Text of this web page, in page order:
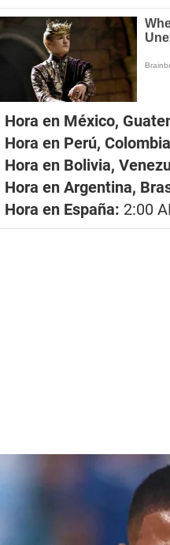
Hora en México,
Hora en Perú,
Hora en Bolivia,
Hora en Argentina,
Hora en España: 2:00